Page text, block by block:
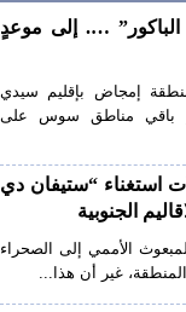
…. إلى موعدٍ
إمجاض بإقليم سيدي
مناطق سوس على
“ستيفان دي
الجنوبية
الأممي إلى الصحراء
غير أن هذا...